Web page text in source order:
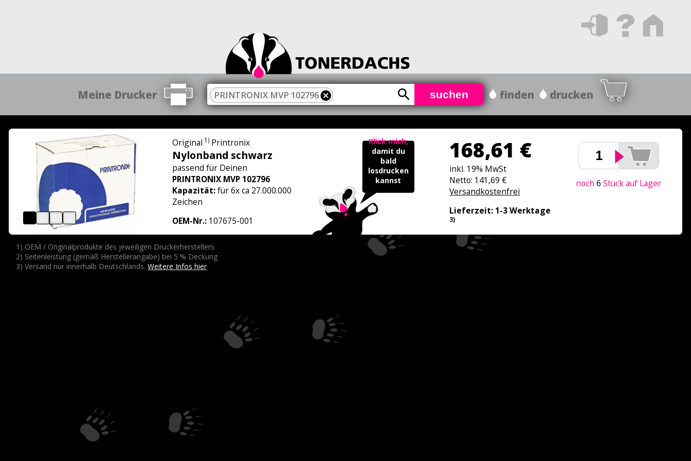
Meine Drucker PRINTRONIX MVP 102796 suchen finden drucken
Original 1) Printronix
Nylonband schwarz
passend für Deinen
PRINTRONIX MVP 102796
Kapazität:für 6x ca 27.000.000
Zeichen
OEM-Nr.:107675-001
Klick mich,
damit du
bald
losdrucken
kannst
168,61 €
inkl. 19% MwSt
Netto: 141,69 €
Versandkostenfrei
Lieferzeit: 1-3 Werktage
3)
noch6Stück auf Lager
1) OEM / Originalprodukte des jeweiligen Druckerherstellers
2) Seitenleistung (gemäß Herstellerangabe) bei 5 % Deckung
3) Versand nur innerhalb Deutschlands.Weitere Infos hier